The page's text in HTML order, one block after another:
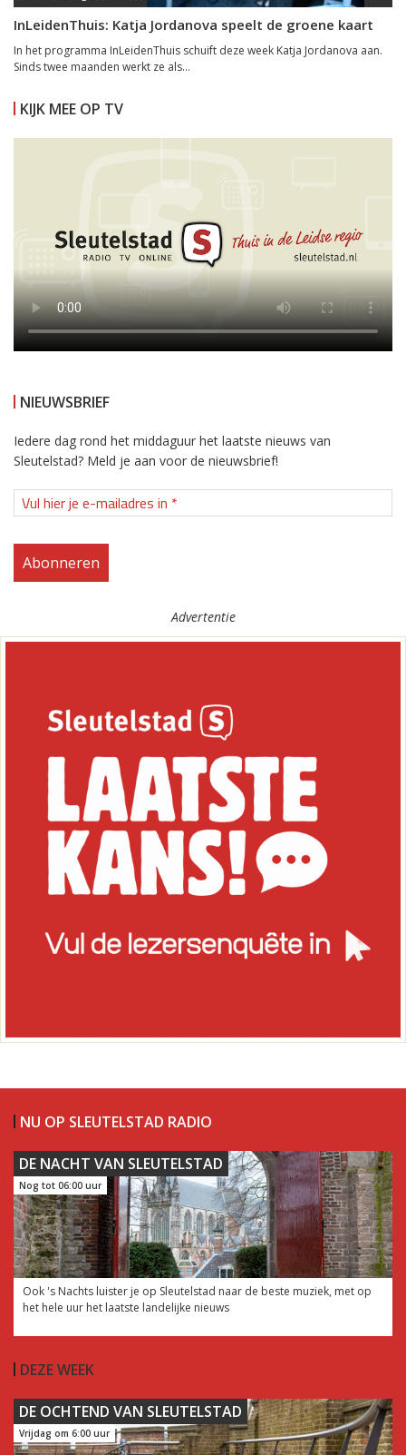
InLeidenThuis: Katja Jordanova speelt de groene kaart
In het programma InLeidenThuis schuift deze week Katja Jordanova aan.
Sinds twee maanden werkt ze als...
KIJK MEE OP TV
NIEUWSBRIEF
Iedere dag rond het middaguur het laatste nieuws van
Sleutelstad? Meld je aan voor de nieuwsbrief!
Advertentie
NU OP SLEUTELSTAD RADIO
Nog tot 06:00 uur
DE NACHT VAN SLEUTELSTAD
Ook 's Nachts luister je op Sleutelstad naar de beste muziek, met op
het hele uur het laatste landelijke nieuws
DEZE WEEK
Vrijdag om 6:00 uur
DE OCHTEND VAN SLEUTELSTAD